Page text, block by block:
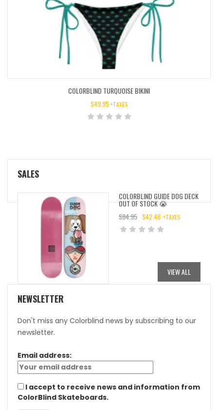
COLORBLIND TURQUOISE BIKINI
$49.95 +TAXES
SALES
COLORBLIND GUIDE DOG DECK
OUT OF STOCK 😭
$84.95
ORIGINAL
$42.48
CURRENT
+TAXES
VIEW ALL
NEWSLETTER
Don't miss any Colorblind news by subscribing to our
newsletter.
Email address:
I accept to receive news and information from
ColorBlind Skateboards.